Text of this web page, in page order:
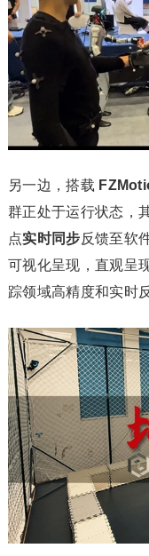
另一边，搭载
群正处于运行状态，
点实时同步反馈至软
可视化呈现，直观呈
踪领域高精度和实时